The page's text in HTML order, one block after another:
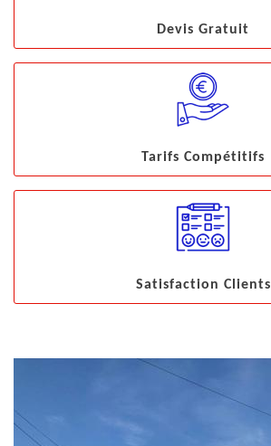
Devis Gratuit
Tarifs Compétitifs
Satisfaction Clients